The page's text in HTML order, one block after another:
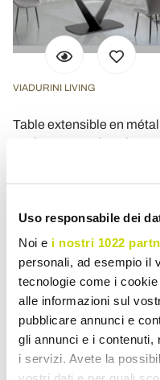
Uso responsabile dei
Noi e i nostri 1022
personali, ad esempio il
tecnologie come i
alle informazioni sul
pubblicare annunci e
gli annunci e i contenuti,
i servizi. Avete la
VIADURINI LIVING
Table extensible en métal
et plateau en céramique